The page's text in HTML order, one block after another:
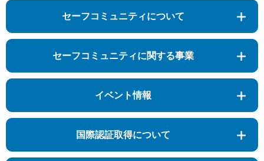
セーフコミュニティについて
セーフコミュニティに関する事業
イベント情報
国際認証取得について